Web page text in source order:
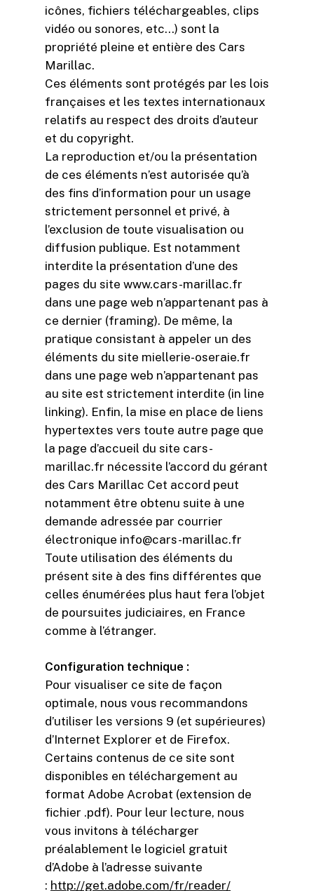
icônes, fichiers téléchargeables, clips
vidéo ou sonores, etc…) sont la
propriété pleine et entière des Cars
Marillac.
Ces éléments sont protégés par les lois
françaises et les textes internationaux
relatifs au respect des droits d’auteur
et du copyright.
La reproduction et/ou la présentation
de ces éléments n’est autorisée qu’à
des fins d’information pour un usage
strictement personnel et privé, à
l’exclusion de toute visualisation ou
diffusion publique. Est notamment
interdite la présentation d’une des
pages du site www.cars-marillac.fr
dans une page web n’appartenant pas à
ce dernier (framing). De même, la
pratique consistant à appeler un des
éléments du site miellerie-oseraie.fr
dans une page web n’appartenant pas
au site est strictement interdite (in line
linking). Enfin, la mise en place de liens
hypertextes vers toute autre page que
la page d’accueil du site cars-
marillac.fr nécessite l’accord du gérant
des Cars Marillac Cet accord peut
notamment être obtenu suite à une
demande adressée par courrier
électronique info@cars-marillac.fr
Toute utilisation des éléments du
présent site à des fins différentes que
celles énumérées plus haut fera l’objet
de poursuites judiciaires, en France
comme à l’étranger.
Configuration technique :
Pour visualiser ce site de façon
optimale, nous vous recommandons
d’utiliser les versions 9 (et supérieures)
d’Internet Explorer et de Firefox.
Certains contenus de ce site sont
disponibles en téléchargement au
format Adobe Acrobat (extension de
fichier .pdf). Pour leur lecture, nous
vous invitons à télécharger
préalablement le logiciel gratuit
d’Adobe à l’adresse suivante
: http://get.adobe.com/fr/reader/